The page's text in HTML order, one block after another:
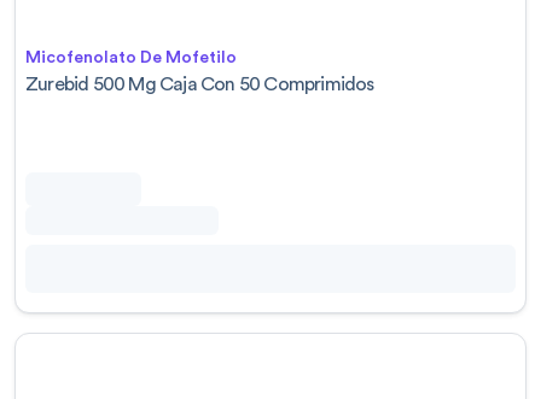
Micofenolato De Mofetilo
Zurebid 500 Mg Caja Con 50 Comprimidos